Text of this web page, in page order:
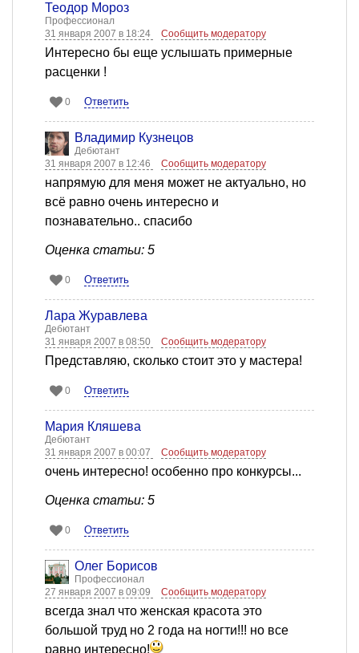
Теодор Мороз
Профессионал
31 января 2007 в 18:24
Сообщить модератору
Интересно бы еще услышать примерные
расценки !
0 Ответить
Владимир Кузнецов
Дебютант
31 января 2007 в 12:46
Сообщить модератору
напрямую для меня может не актуально, но
всё равно очень интересно и
познавательно.. спасибо
Оценка статьи: 5
0 Ответить
Лара Журавлева
Дебютант
31 января 2007 в 08:50
Сообщить модератору
Представляю, сколько стоит это у мастера!
0 Ответить
Мария Кляшева
Дебютант
31 января 2007 в 00:07
Сообщить модератору
очень интересно! особенно про конкурсы...
Оценка статьи: 5
0 Ответить
Олег Борисов
Профессионал
27 января 2007 в 09:09
Сообщить модератору
всегда знал что женская красота это
большой труд но 2 года на ногти!!! но все
равно интересно!